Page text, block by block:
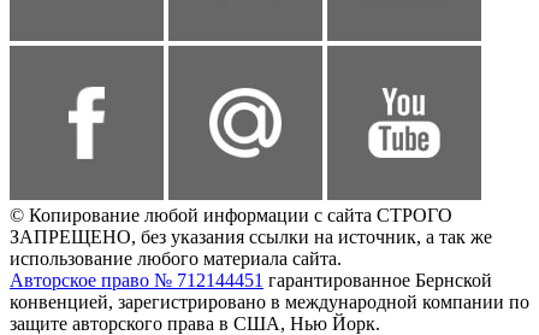
© Копирование любой информации с сайта СТРОГО
ЗАПРЕЩЕНО, без указания ссылки на источник, а так же
использование любого материала сайта.
Авторское право № 712144451 гарантированное Бернской
конвенцией, зарегистрировано в международной компании по
защите авторского права в США, Нью Йорк.